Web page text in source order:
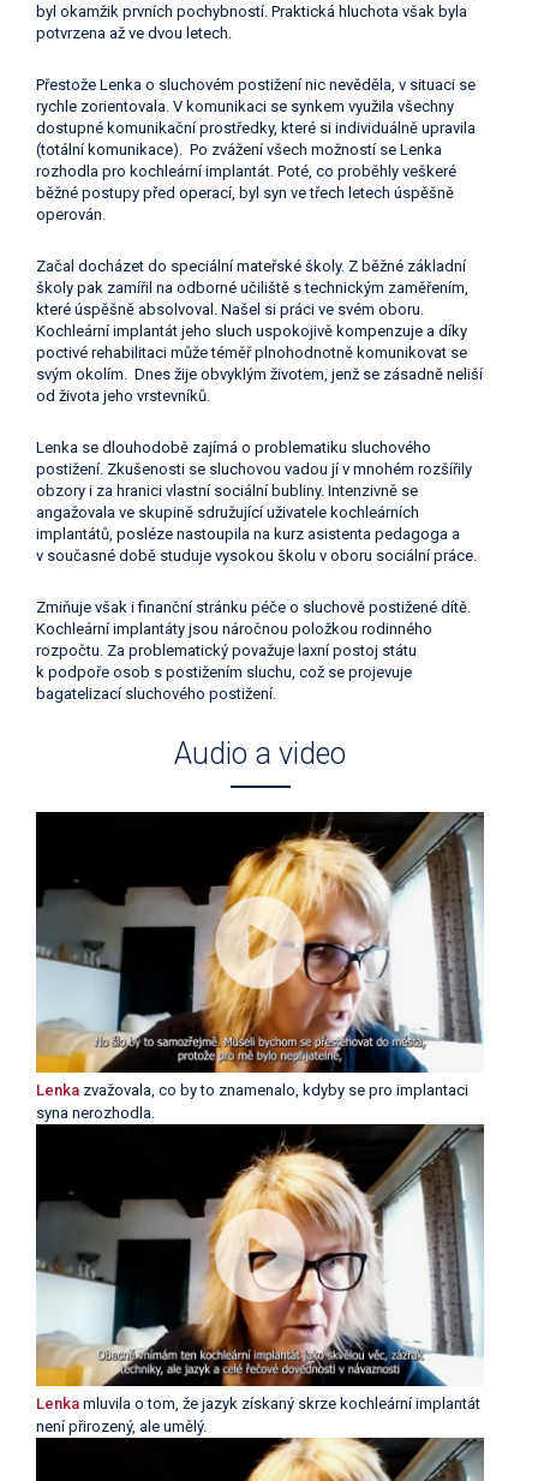
byl okamžik prvních pochybností. Praktická hluchota však byla
potvrzena až ve dvou letech.
Přestože Lenka o sluchovém postižení nic nevěděla, v situaci se
rychle zorientovala. V komunikaci se synkem využila všechny
dostupné komunikační prostředky, které si individuálně upravila
(totální komunikace). Po zvážení všech možností se Lenka
rozhodla pro kochleární implantát. Poté, co proběhly veškeré
běžné postupy před operací, byl syn ve třech letech úspěšně
operován.
Začal docházet do speciální mateřské školy. Z běžné základní
školy pak zamířil na odborné učiliště s technickým zaměřením,
které úspěšně absolvoval. Našel si práci ve svém oboru.
Kochleární implantát jeho sluch uspokojivě kompenzuje a díky
poctivé rehabilitaci může téměř plnohodnotně komunikovat se
svým okolím. Dnes žije obvyklým životem, jenž se zásadně neliší
od života jeho vrstevníků.
Lenka se dlouhodobě zajímá o problematiku sluchového
postižení. Zkušenosti se sluchovou vadou jí v mnohém rozšířily
obzory i za hranici vlastní sociální bubliny. Intenzivně se
angažovala ve skupině sdružující uživatele kochleárních
implantátů, posléze nastoupila na kurz asistenta pedagoga a
v současné době studuje vysokou školu v oboru sociální práce.
Zmiňuje však i finanční stránku péče o sluchově postižené dítě.
Kochleární implantáty jsou náročnou položkou rodinného
rozpočtu. Za problematický považuje laxní postoj státu
k podpoře osob s postižením sluchu, což se projevuje
bagatelizací sluchového postižení.
Audio a video
Lenka zvažovala, co by to znamenalo, kdyby se pro implantaci
syna nerozhodla.
Lenka mluvila o tom, že jazyk získaný skrze kochleární implantát
není přirozený, ale umělý.